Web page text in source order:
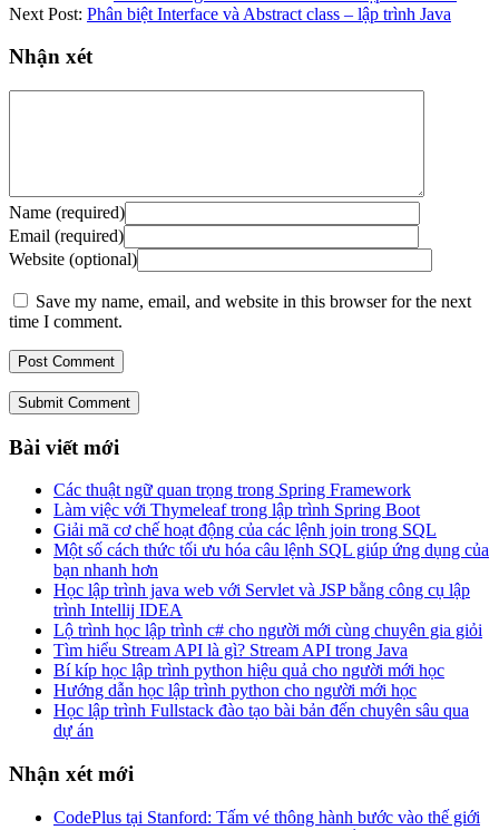
Next Post: Phân biệt Interface và Abstract class – lập trình Java
Nhận xét
Name (required)
Email (required)
Website (optional)
Save my name, email, and website in this browser for the next
time I comment.
Submit Comment
Bài viết mới
Các thuật ngữ quan trọng trong Spring Framework
Làm việc với Thymeleaf trong lập trình Spring Boot
Giải mã cơ chế hoạt động của các lệnh join trong SQL
Một số cách thức tối ưu hóa câu lệnh SQL giúp ứng dụng của
bạn nhanh hơn
Học lập trình java web với Servlet và JSP bằng công cụ lập
trình Intellij IDEA
Lộ trình học lập trình c# cho người mới cùng chuyên gia giỏi
Tìm hiểu Stream API là gì? Stream API trong Java
Bí kíp học lập trình python hiệu quả cho người mới học
Hướng dẫn học lập trình python cho người mới học
Học lập trình Fullstack đào tạo bài bản đến chuyên sâu qua
dự án
Nhận xét mới
CodePlus tại Stanford: Tấm vé thông hành bước vào thế giới